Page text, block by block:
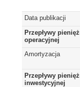
Data publikacji
Przepływy
operacyjnej
Amortyzacja
Przepływy
inwestycyjnej